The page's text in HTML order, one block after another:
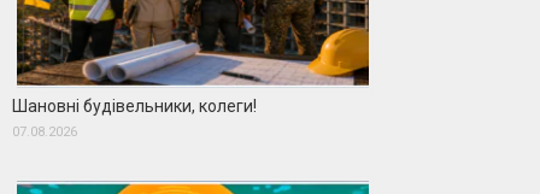
Шановні будівельники, колеги!
07.08.2026